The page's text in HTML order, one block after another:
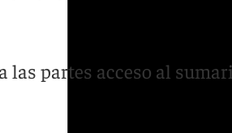
las partes acceso al